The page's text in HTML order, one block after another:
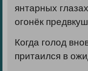
янтарных
огонёк
Когда голод
притаился в